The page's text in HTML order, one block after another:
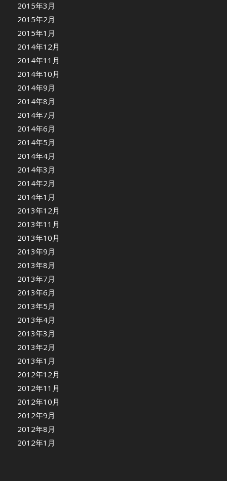
2015年3月
2015年2月
2015年1月
2014年12月
2014年11月
2014年10月
2014年9月
2014年8月
2014年7月
2014年6月
2014年5月
2014年4月
2014年3月
2014年2月
2014年1月
2013年12月
2013年11月
2013年10月
2013年9月
2013年8月
2013年7月
2013年6月
2013年5月
2013年4月
2013年3月
2013年2月
2013年1月
2012年12月
2012年11月
2012年10月
2012年9月
2012年8月
2012年1月